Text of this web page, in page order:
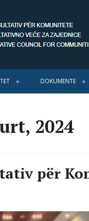
DOKUMENTE
2024
për